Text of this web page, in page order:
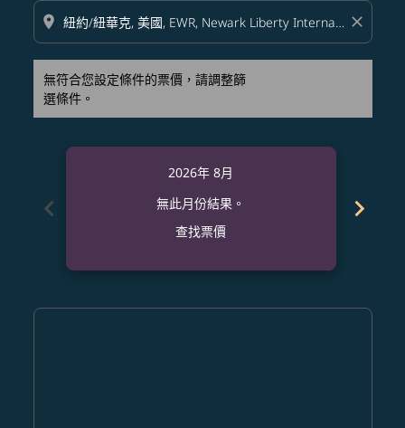
location_on close
無符合您設定條件的票價，請調整篩
選條件。
chevron_left
2026年 8月
無此月份結果。
查找票價
chevron_right